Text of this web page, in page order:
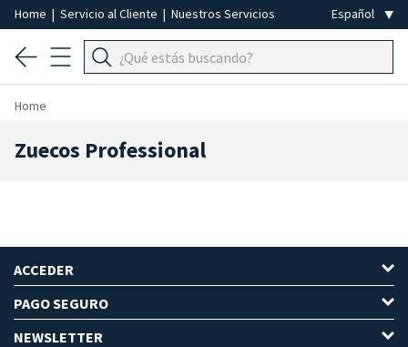
Home | Servicio al Cliente | Nuestros Servicios
Home
Zuecos Professional
ACCEDER
PAGO SEGURO
NEWSLETTER